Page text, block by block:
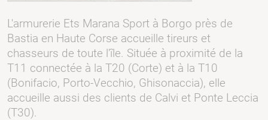
L'armurerie Ets Marana Sport à Borgo près de
Bastia en Haute Corse accueille tireurs et
chasseurs de toute l'île. Située à proximité de la
T11 connectée à la T20 (Corte) et à la T10
(Bonifacio, Porto-Vecchio, Ghisonaccia), elle
accueille aussi des clients de Calvi et Ponte Leccia
(T30).